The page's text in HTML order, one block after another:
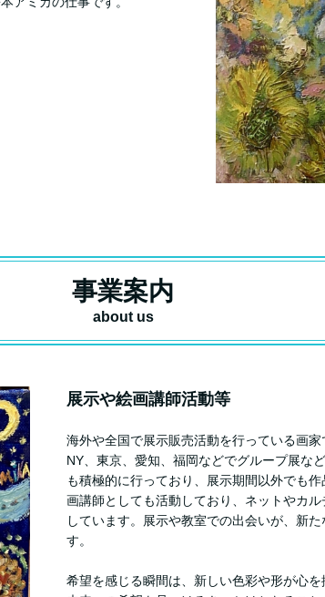
事業案内
about us
展示や絵画講師活動等
海外や全国で展示販売活動を行っている画
NY、東京、愛知、福岡などでグループ展な
も積極的に行っており、展示期間以外でも
画講師としても活動しており、ネットやカ
しています。展示や教室での出会いが、新
す。
希望を感じる瞬間は、新しい色彩や形が心